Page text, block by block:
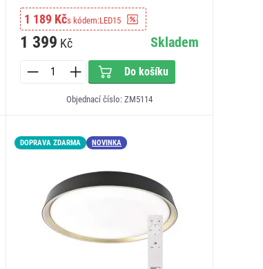
1 189 Kčs kódem:LED15
1 399 Kč Skladem
Do košíku
Objednací číslo: ZM5114
DOPRAVA ZDARMA NOVINKA